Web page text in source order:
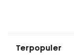
Terpopuler